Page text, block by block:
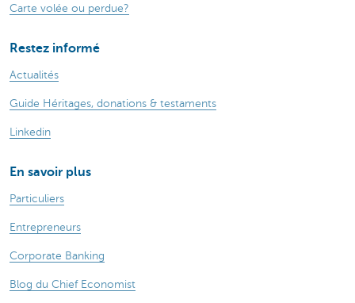
Carte volée ou perdue?
Restez informé
Actualités
Guide Héritages, donations & testaments
Linkedin
En savoir plus
Particuliers
Entrepreneurs
Corporate Banking
Blog du Chief Economist